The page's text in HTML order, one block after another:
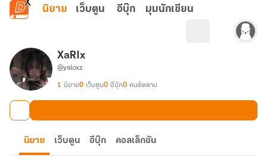
ข้ามไปยังเนื้อหาหลัก
นิยาย เว็บตูน อีบุ๊ก มุมนักเขียน
XaRIx
@yaloxz
1 นิยาย0 เว็บตูน0 อีบุ๊ก0 คนติดตาม
นิยาย เว็บตูน อีบุ๊ก คอลเล็กชัน